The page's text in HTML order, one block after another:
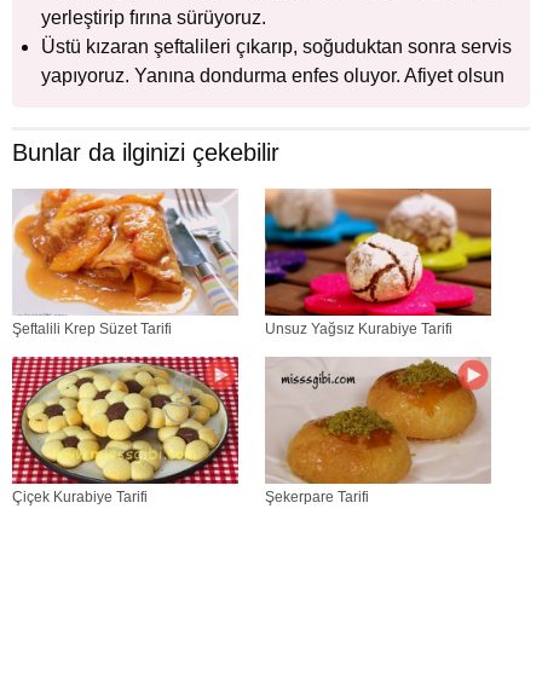
yerleştirip fırına sürüyoruz.
Üstü kızaran şeftalileri çıkarıp, soğuduktan sonra servis
yapıyoruz. Yanına dondurma enfes oluyor. Afiyet olsun
Bunlar da ilginizi çekebilir
Şeftalili Krep Süzet Tarifi Unsuz Yağsız Kurabiye Tarifi
Çiçek Kurabiye Tarifi Şekerpare Tarifi